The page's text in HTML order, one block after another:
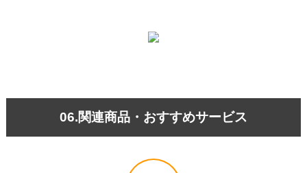
06.関連商品・おすすめサービス